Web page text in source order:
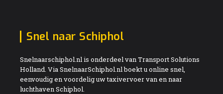
Snel naar Schiphol
Snelnaarschiphol.nl is onderdeel van Transport Solutions
Holland. Via SnelnaarSchiphol.nl boekt u online snel,
eenvoudig en voordelig uw taxivervoer van en naar
luchthaven Schiphol.